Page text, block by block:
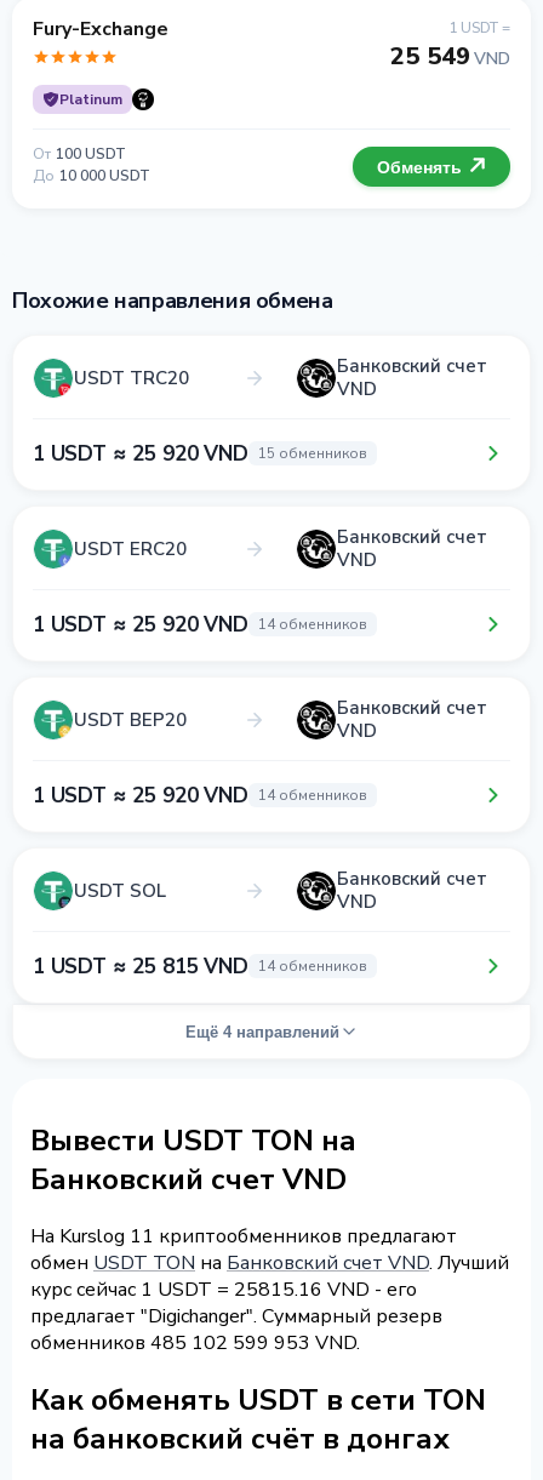
Fury-Exchange
Platinum
1 USDT =
25 549 VND
От 100 USDT
До 10 000 USDT Обменять
Похожие направления обмена
USDT TRC20
Банковский счет
VND
1 USDT ≈ 25 920 VND 15 обменников
USDT ERC20
Банковский счет
VND
1 USDT ≈ 25 920 VND 14 обменников
USDT BEP20
Банковский счет
VND
1 USDT ≈ 25 920 VND 14 обменников
USDT SOL
Банковский счет
VND
1 USDT ≈ 25 815 VND 14 обменников
Ещё 4 направлений
Вывести USDT TON на
Банковский счет VND
На Kurslog 11 криптообменников предлагают
обмен USDT TON на Банковский счет VND. Лучший
курс сейчас 1 USDT = 25815.16 VND - его
предлагает "Digichanger". Суммарный резерв
обменников 485 102 599 953 VND.
Как обменять USDT в сети TON
на банковский счёт в донгах